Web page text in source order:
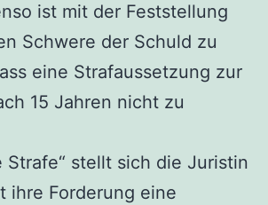
ist mit der Feststellung
Schwere der Schuld zu
eine Strafaussetzung zur
15 Jahren nicht zu
Strafe“ stellt sich die Juristin
ihre Forderung eine